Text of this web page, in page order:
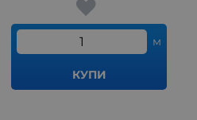
м
КУПИ